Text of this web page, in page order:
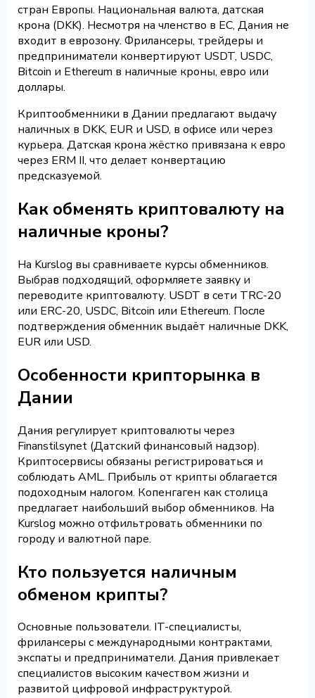
стран Европы. Национальная валюта, датская
крона (DKK). Несмотря на членство в ЕС, Дания не
входит в еврозону. Фрилансеры, трейдеры и
предприниматели конвертируют USDT, USDC,
Bitcoin и Ethereum в наличные кроны, евро или
доллары.
Криптообменники в Дании предлагают выдачу
наличных в DKK, EUR и USD, в офисе или через
курьера. Датская крона жёстко привязана к евро
через ERM II, что делает конвертацию
предсказуемой.
Как обменять криптовалюту на
наличные кроны?
На Kurslog вы сравниваете курсы обменников.
Выбрав подходящий, оформляете заявку и
переводите криптовалюту. USDT в сети TRC-20
или ERC-20, USDC, Bitcoin или Ethereum. После
подтверждения обменник выдаёт наличные DKK,
EUR или USD.
Особенности крипторынка в
Дании
Дания регулирует криптовалюты через
Finanstilsynet (Датский финансовый надзор).
Криптосервисы обязаны регистрироваться и
соблюдать AML. Прибыль от крипты облагается
подоходным налогом. Копенгаген как столица
предлагает наибольший выбор обменников. На
Kurslog можно отфильтровать обменники по
городу и валютной паре.
Кто пользуется наличным
обменом крипты?
Основные пользователи. IT-специалисты,
фрилансеры с международными контрактами,
экспаты и предприниматели. Дания привлекает
специалистов высоким качеством жизни и
развитой цифровой инфраструктурой.